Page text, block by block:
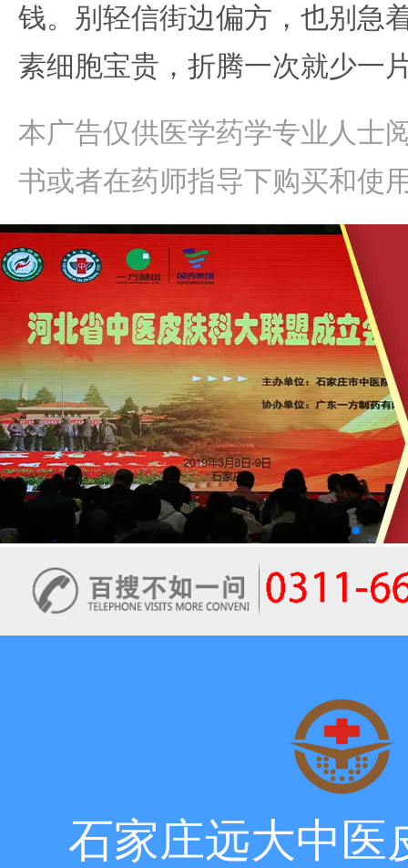
钱。别轻信街边偏方，也别急
素细胞宝贵，折腾一次就少一
本广告仅供医学药学专业人士
书或者在药师指导下购买和使
石家庄远大中医